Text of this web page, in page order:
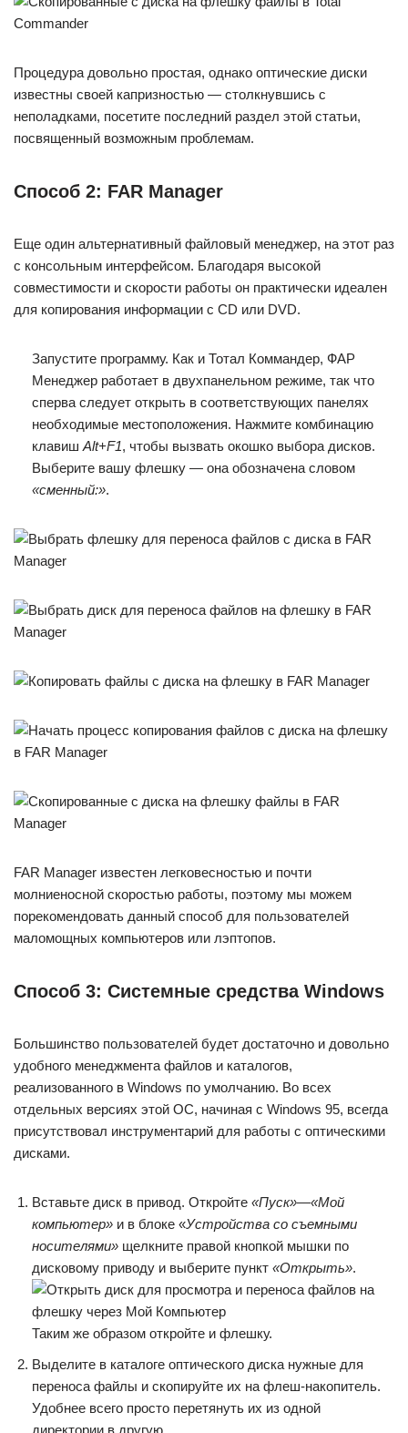
Процедура довольно простая, однако оптические диски
известны своей капризностью — столкнувшись с
неполадками, посетите последний раздел этой статьи,
посвященный возможным проблемам.
Способ 2: FAR Manager
Еще один альтернативный файловый менеджер, на этот раз
с консольным интерфейсом. Благодаря высокой
совместимости и скорости работы он практически идеален
для копирования информации с CD или DVD.
Запустите программу. Как и Тотал Коммандер, ФАР
Менеджер работает в двухпанельном режиме, так что
сперва следует открыть в соответствующих панелях
необходимые местоположения. Нажмите комбинацию
клавиш Alt+F1, чтобы вызвать окошко выбора дисков.
Выберите вашу флешку — она обозначена словом
«сменный:».
FAR Manager известен легковесностью и почти
молниеносной скоростью работы, поэтому мы можем
порекомендовать данный способ для пользователей
маломощных компьютеров или лэптопов.
Способ 3: Системные средства Windows
Большинство пользователей будет достаточно и довольно
удобного менеджмента файлов и каталогов,
реализованного в Windows по умолчанию. Во всех
отдельных версиях этой ОС, начиная с Windows 95, всегда
присутствовал инструментарий для работы с оптическими
дисками.
Вставьте диск в привод. Откройте «Пуск»—«Мой
компьютер» и в блоке «Устройства со съемными
носителями» щелкните правой кнопкой мышки по
дисковому приводу и выберите пункт «Открыть».
Таким же образом откройте и флешку.
Выделите в каталоге оптического диска нужные для
переноса файлы и скопируйте их на флеш-накопитель.
Удобнее всего просто перетянуть их из одной
директории в другую.